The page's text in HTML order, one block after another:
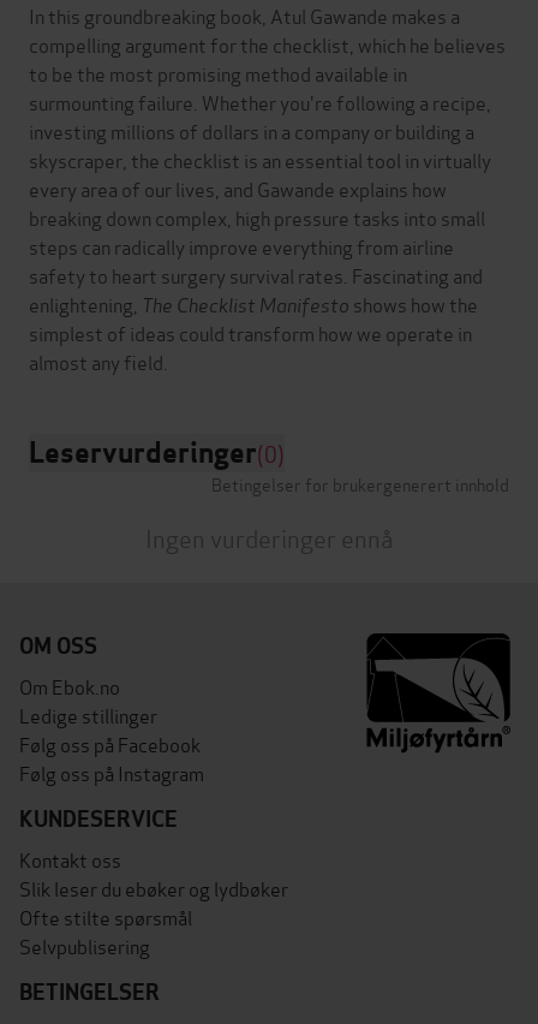
In this groundbreaking book, Atul Gawande makes a
compelling argument for the checklist, which he believes
to be the most promising method available in
surmounting failure. Whether you're following a recipe,
investing millions of dollars in a company or building a
skyscraper, the checklist is an essential tool in virtually
every area of our lives, and Gawande explains how
breaking down complex, high pressure tasks into small
steps can radically improve everything from airline
safety to heart surgery survival rates. Fascinating and
enlightening, The Checklist Manifesto shows how the
simplest of ideas could transform how we operate in
Leservurderinger(0)
Betingelser for brukergenerert innhold
Ingen vurderinger ennå
OM OSS
Om Ebok.no
Ledige stillinger
Følg oss på Facebook
Følg oss på Instagram
KUNDESERVICE
Kontakt oss
Slik leser du ebøker og lydbøker
Ofte stilte spørsmål
Selvpublisering
BETINGELSER